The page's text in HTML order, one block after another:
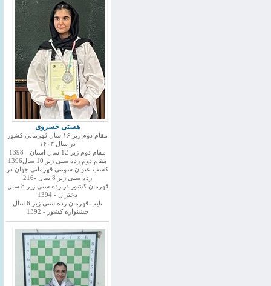
هستی خسروی
مقام دوم زیر ۱۶ سال قهرمانی کشور
در سال ۱۴۰۳
مقام دوم زیر 12 سال استان - 1398
مقام دوم رده سنی زیر 10 سال1396
کسب عنوان سومی قهرمانی جهان در
رده سنی زیر 8 سال -216
قهرمان کشور در رده سنی زیر 8 سال
دختران - 1394
نایب قهرمان رده سنی زیر 6 سال
جشنواره کشور - 1392